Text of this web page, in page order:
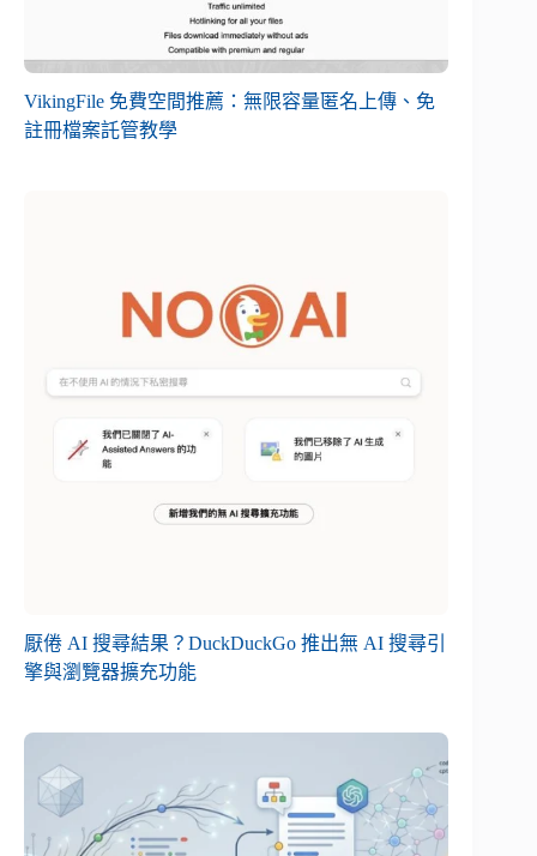
VikingFile 免費空間推薦：無限容量匿名上傳、免
註冊檔案託管教學
厭倦 AI 搜尋結果？DuckDuckGo 推出無 AI 搜尋引
擎與瀏覽器擴充功能